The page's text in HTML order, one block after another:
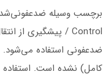
کامل) نشده است. استفاده